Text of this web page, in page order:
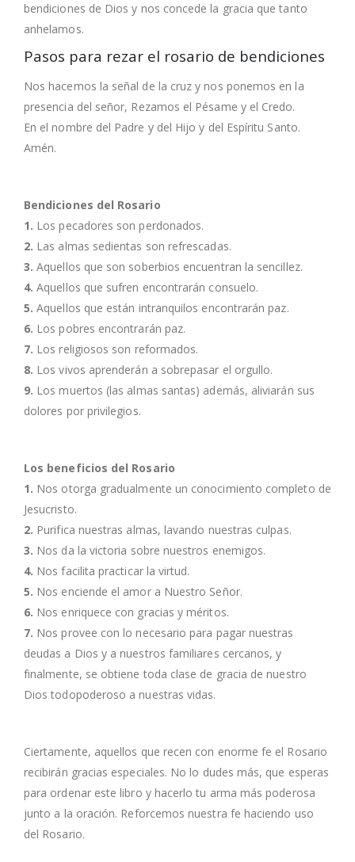
bendiciones de Dios y nos concede la gracia que tanto
anhelamos.
Pasos para rezar el rosario de bendiciones
Nos hacemos la señal de la cruz y nos ponemos en la
presencia del señor, Rezamos el Pésame y el Credo.
En el nombre del Padre y del Hijo y del Espíritu Santo.
Amén.
Bendiciones del Rosario
1. Los pecadores son perdonados.
2. Las almas sedientas son refrescadas.
3. Aquellos que son soberbios encuentran la sencillez.
4. Aquellos que sufren encontrarán consuelo.
5. Aquellos que están intranquilos encontrarán paz.
6. Los pobres encontrarán paz.
7. Los religiosos son reformados.
8. Los vivos aprenderán a sobrepasar el orgullo.
9. Los muertos (las almas santas) además, aliviarán sus
dolores por privilegios.
Los beneficios del Rosario
1. Nos otorga gradualmente un conocimiento completo de
Jesucristo.
2. Purifica nuestras almas, lavando nuestras culpas.
3. Nos da la victoria sobre nuestros enemigos.
4. Nos facilita practicar la virtud.
5. Nos enciende el amor a Nuestro Señor.
6. Nos enriquece con gracias y méritos.
7. Nos provee con lo necesario para pagar nuestras
deudas a Dios y a nuestros familiares cercanos, y
finalmente, se obtiene toda clase de gracia de nuestro
Dios todopoderoso a nuestras vidas.
Ciertamente, aquellos que recen con enorme fe el Rosario
recibirán gracias especiales. No lo dudes más, que esperas
para ordenar este libro y hacerlo tu arma más poderosa
junto a la oración. Reforcemos nuestra fe haciendo uso
del Rosario.